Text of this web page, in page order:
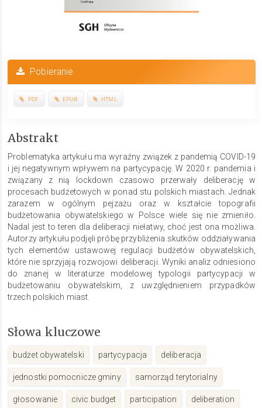
Pobieranie
PDF EPUB HTML
Treść
głównego
artykułu
Abstrakt
Problematyka artykułu ma wyraźny związek z pandemią COVID-19
i jej negatywnym wpływem na partycypację. W 2020 r. pandemia i
związany z nią lockdown czasowo przerwały deliberację w
procesach budżetowych w ponad stu polskich miastach. Jednak
zarazem w ogólnym pejzażu oraz w kształcie topografii
budżetowania obywatelskiego w Polsce wiele się nie zmieniło.
Nadal jest to teren dla deliberacji niełatwy, choć jest ona możliwa.
Autorzy artykułu podjęli próbę przybliżenia skutków oddziaływania
tych elementów ustawowej regulacji budżetów obywatelskich,
które nie sprzyjają rozwojowi deliberacji. Wyniki analiz odniesiono
do znanej w literaturze modelowej typologii partycypacji w
budżetowaniu obywatelskim, z uwzględnieniem przypadków
trzech polskich miast.
Słowa kluczowe
budżet obywatelski partycypacja deliberacja
jednostki pomocnicze gminy samorząd terytorialny
głosowanie civic budget participation deliberation